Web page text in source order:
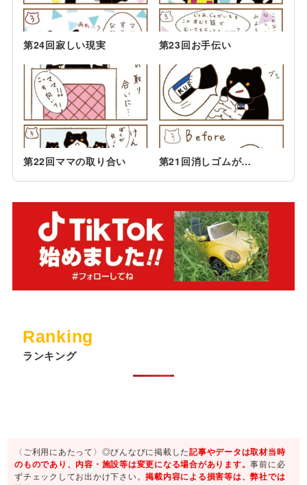
第24回寂しい現実 第23回お手伝い
第22回ママの取り合い 第21回消しゴムが…
Ranking
ランキング
〈ご利用にあたって〉◎びんなびに掲載した記事やデータは取材当時
のものであり、内容・施設等は変更になる場合があります。事前に必
ずチェックしてお出かけ下さい。掲載内容による損害等は、弊社では